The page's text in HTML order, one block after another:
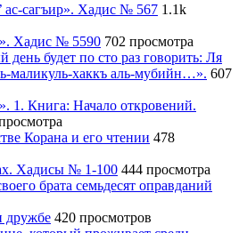
ас-сагъир». Хадис № 567 1.1k
Хадис № 5590 702 просмотра
будет по сто раз говорить: Ля
маликуль-хаккъ аль-мубийн…». 607
1. Книга: Начало откровений.
Корана и его чтении 478
Хадисы № 1-100 444 просмотра
брата семьдесят оправданий
дружбе 420 просмотров